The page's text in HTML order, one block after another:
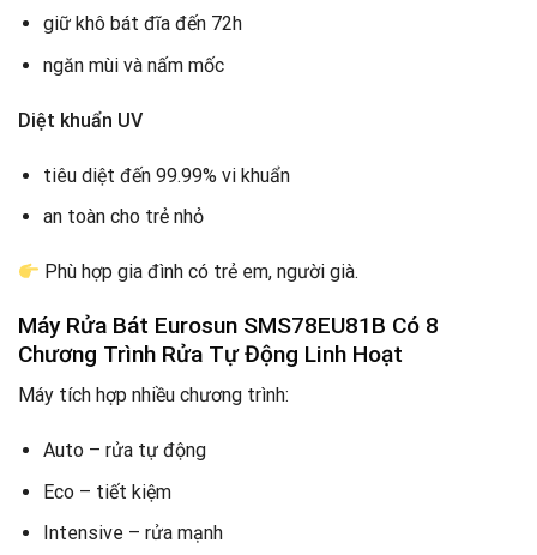
giữ khô bát đĩa đến 72h
ngăn mùi và nấm mốc
Diệt khuẩn UV
tiêu diệt đến 99.99% vi khuẩn
an toàn cho trẻ nhỏ
Phù hợp gia đình có trẻ em, người già.
Máy Rửa Bát Eurosun SMS78EU81B Có 8
Chương Trình Rửa Tự Động Linh Hoạt
Máy tích hợp nhiều chương trình:
Auto – rửa tự động
Eco – tiết kiệm
Intensive – rửa mạnh